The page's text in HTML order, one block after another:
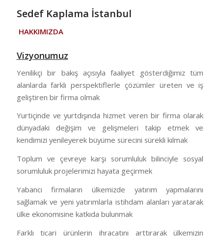
Sedef Kaplama İstanbul
HAKKIMIZDA
Vizyonumuz
Yenilikçi bir bakış açısıyla faaliyet gösterdiğimiz tüm
alanlarda farklı perspektiflerle çözümler üreten ve iş
geliştiren bir firma olmak
Yurtiçinde ve yurtdışında hizmet veren bir firma olarak
dünyadaki değişim ve gelişmeleri takip etmek ve
kendimizi yenileyerek büyüme sürecini sürekli kılmak
Toplum ve çevreye karşı sorumluluk bilinciyle sosyal
sorumluluk projelerimizi hayata geçirmek
Yabancı firmaların ülkemizde yatırım yapmalarını
sağlamak ve yeni yatırımlarla istihdam alanları yaratarak
ülke ekonomisine katkıda bulunmak
Farklı ticari ürünlerin ihracatını arttırarak ülkemizin